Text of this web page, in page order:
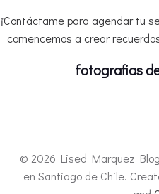
¡Contáctame para agendar tu
comencemos a crear
fotografias
© 2026 Lised Marquez
en Santiago de Chile.